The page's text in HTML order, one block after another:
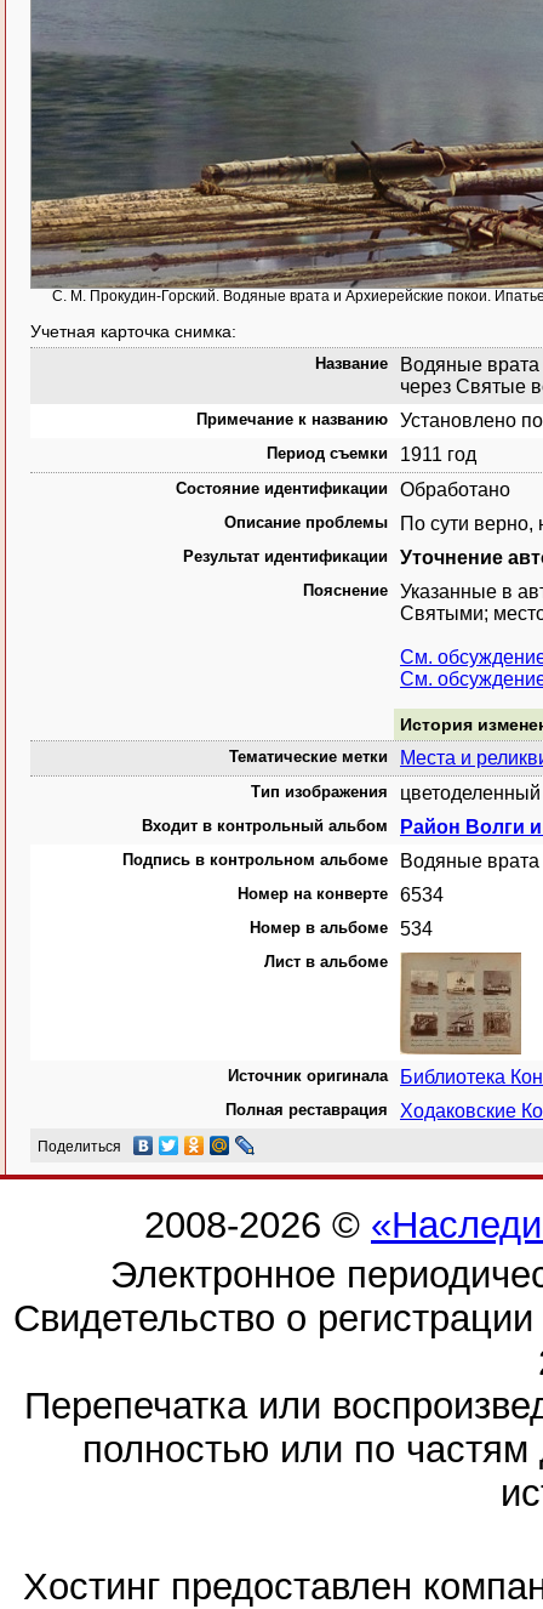
С. М. Прокудин-Горский. Водяные врата и Архиерейские покои.
Учетная карточка снимка:
Название
Водяные врата
через Святые
Примечание к названию Установлено
Период съемки 1911 год
Состояние идентификации Обработано
Описание проблемы По сути верно,
Результат идентификации Уточнение
Пояснение
Указанные в
Святыми;
См.
См.
История
Тематические метки Места и
Тип изображения
Входит в контрольный альбом Район Волги
Подпись в контрольном альбоме Водяные врата
Номер на конверте 6534
Номер в альбоме 534
Лист в альбоме
Источник оригинала Библиотека
Полная реставрация Ходаковские
Поделиться
2008-2026 ©
Электронное
Свидетельство о
Перепечатка или
полностью или по частям
Хостинг предоставлен